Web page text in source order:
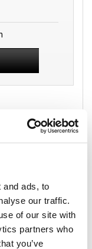
and ads, to
our traffic.
of our site with
partners who
you’ve
internationale
sondern
und zu anderen
Vielzahl an
Flughafen finden.
hören, aber
wo Sie hin
Orte wie Koh
erreichen.